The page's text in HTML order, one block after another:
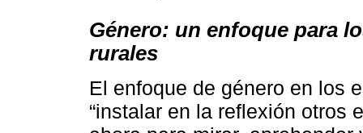
Género: un enfoque para
rurales
El enfoque de género en los
“instalar en la reflexión otros